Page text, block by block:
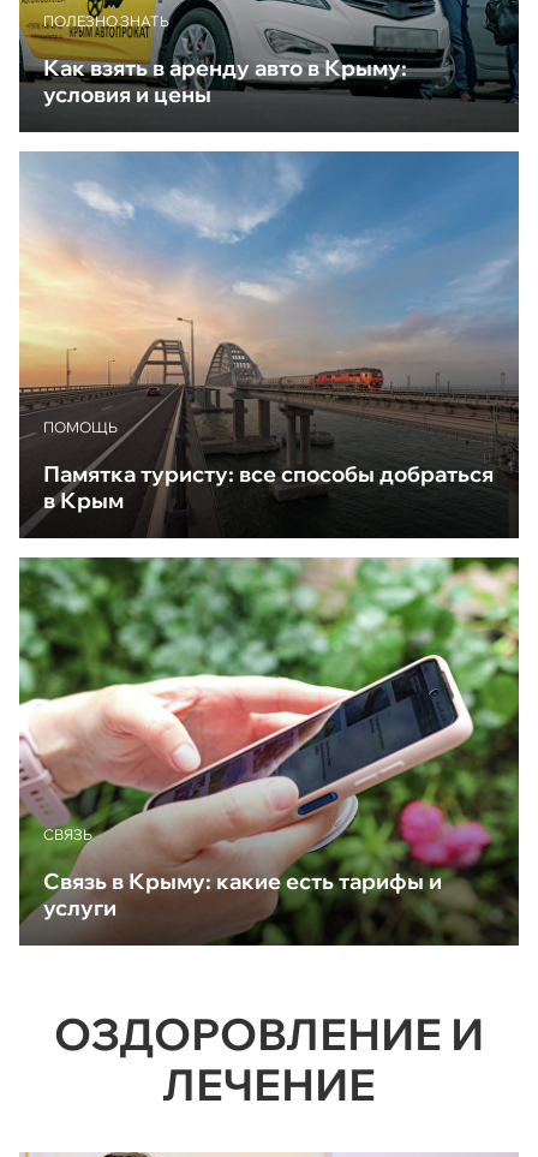
ПОЛЕЗНО ЗНАТЬ
Как взять в аренду авто в Крыму:
условия и цены
ПОМОЩЬ
Памятка туристу: все способы добраться
в Крым
CВЯЗЬ
Связь в Крыму: какие есть тарифы и
услуги
ОЗДОРОВЛЕНИЕ И
ЛЕЧЕНИЕ